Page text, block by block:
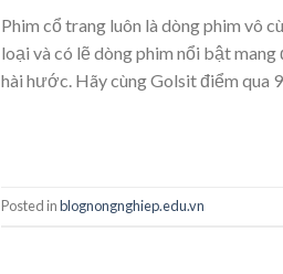
Phim cổ trang luôn là dòng phim vô
loại và có lẽ dòng phim nổi bật
hài hước. Hãy cùng Golsit điểm qua
Posted inblognongnghiep.edu.vn